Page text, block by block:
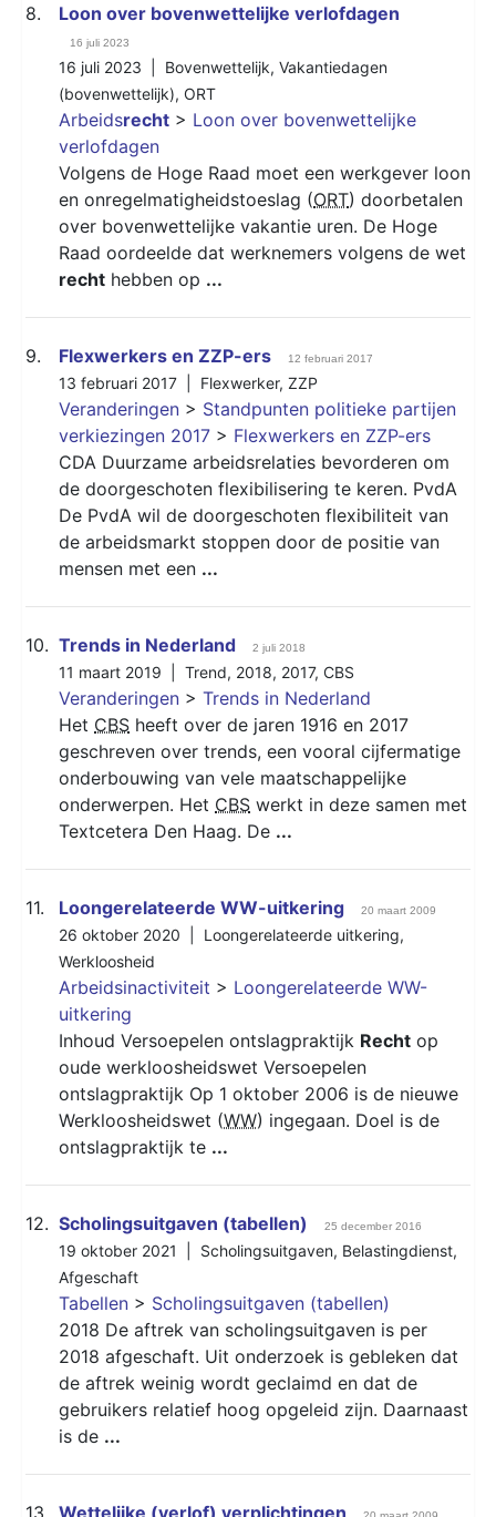
8. Loon over bovenwettelijke verlofdagen
16 juli 2023
16 juli 2023 | Bovenwettelijk, Vakantiedagen
(bovenwettelijk), ORT
Arbeidsrecht > Loon over bovenwettelijke
verlofdagen
Volgens de Hoge Raad moet een werkgever loon
en onregelmatigheidstoeslag (ORT) doorbetalen
over bovenwettelijke vakantie uren. De Hoge
Raad oordeelde dat werknemers volgens de wet
recht hebben op ...
9. Flexwerkers en ZZP-ers 12 februari 2017
13 februari 2017 | Flexwerker, ZZP
Veranderingen > Standpunten politieke partijen
verkiezingen 2017 > Flexwerkers en ZZP-ers
CDA Duurzame arbeidsrelaties bevorderen om
de doorgeschoten flexibilisering te keren. PvdA
De PvdA wil de doorgeschoten flexibiliteit van
de arbeidsmarkt stoppen door de positie van
mensen met een ...
10. Trends in Nederland 2 juli 2018
11 maart 2019 | Trend, 2018, 2017, CBS
Veranderingen > Trends in Nederland
Het CBS heeft over de jaren 1916 en 2017
geschreven over trends, een vooral cijfermatige
onderbouwing van vele maatschappelijke
onderwerpen. Het CBS werkt in deze samen met
Textcetera Den Haag. De ...
11. Loongerelateerde WW-uitkering 20 maart 2009
26 oktober 2020 | Loongerelateerde uitkering,
Werkloosheid
Arbeidsinactiviteit > Loongerelateerde WW-
uitkering
Inhoud Versoepelen ontslagpraktijk Recht op
oude werkloosheidswet Versoepelen
ontslagpraktijk Op 1 oktober 2006 is de nieuwe
Werkloosheidswet (WW) ingegaan. Doel is de
ontslagpraktijk te ...
12. Scholingsuitgaven (tabellen) 25 december 2016
19 oktober 2021 | Scholingsuitgaven, Belastingdienst,
Afgeschaft
Tabellen > Scholingsuitgaven (tabellen)
2018 De aftrek van scholingsuitgaven is per
2018 afgeschaft. Uit onderzoek is gebleken dat
de aftrek weinig wordt geclaimd en dat de
gebruikers relatief hoog opgeleid zijn. Daarnaast
is de ...
13. Wettelijke (verlof) verplichtingen